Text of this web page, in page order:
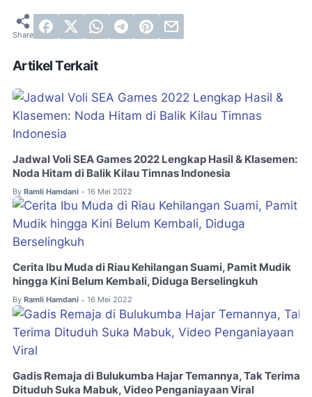
Artikel Terkait
Jadwal Voli SEA Games 2022 Lengkap Hasil & Klasemen:
Noda Hitam di Balik Kilau Timnas Indonesia
By Ramli Hamdani • 16 Mei 2022
Cerita Ibu Muda di Riau Kehilangan Suami, Pamit Mudik
hingga Kini Belum Kembali, Diduga Berselingkuh
By Ramli Hamdani • 16 Mei 2022
Gadis Remaja di Bulukumba Hajar Temannya, Tak Terima
Dituduh Suka Mabuk, Video Penganiayaan Viral